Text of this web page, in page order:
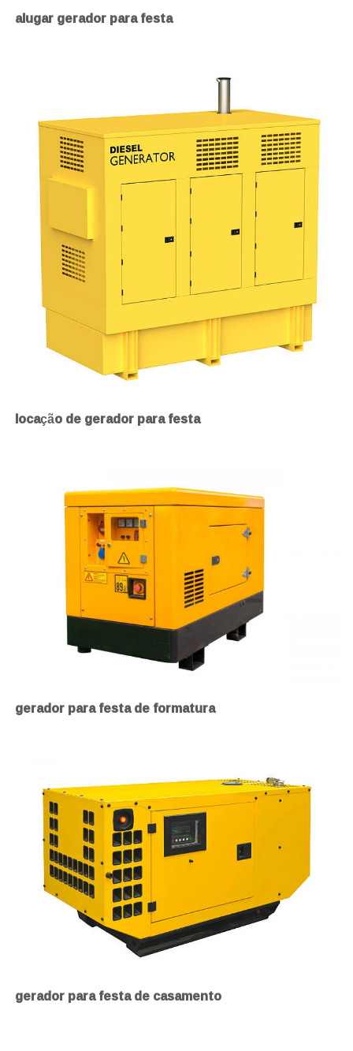
alugar gerador para festa
locação de gerador para festa
gerador para festa de formatura
gerador para festa de casamento